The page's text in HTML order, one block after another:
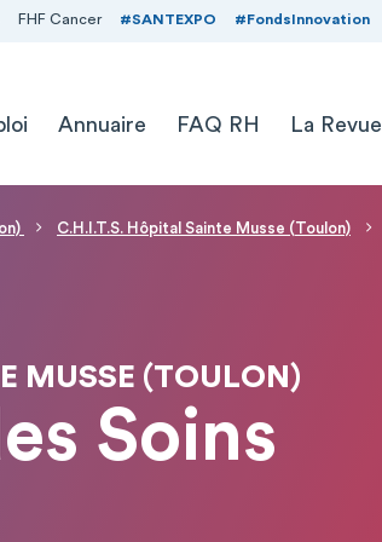
FHF Cancer #SANTEXPO #FondsInnovation
Annuaire FAQ RH La Revue
C.H.I.T.S. Hôpital Sainte Musse (Toulon)
MUSSE (TOULON)
Soins